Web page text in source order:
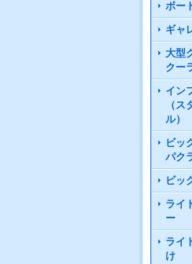
ボー
ギャ
大型
クー
イン
（
ル）
ビッ
パク
ビッ
ライ
ー
ライ
け